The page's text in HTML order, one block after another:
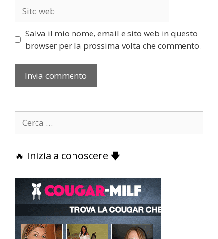
web
Salva il mio nome, email e sito web in questo
browser per la prossima volta che commento.
per:
🔥 Inizia a conoscere 🡇